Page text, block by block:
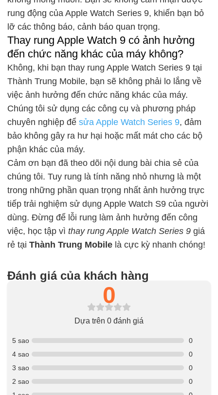
rung động của Apple Watch Series 9, khiến bạn bỏ
lỡ các thông báo, cảnh báo quan trọng.
Thay rung Apple Watch 9 có ảnh hưởng
đến chức năng khác của máy không?
Không, khi bạn thay rung Apple Watch Series 9 tại
Thành Trung Mobile, bạn sẽ không phải lo lắng về
việc ảnh hưởng đến chức năng khác của máy.
Chúng tôi sử dụng các công cụ và phương pháp
chuyên nghiệp để sửa Apple Watch Series 9, đảm
bảo không gây ra hư hại hoặc mất mát cho các bộ
phận khác của máy.
Cảm ơn bạn đã theo dõi nội dung bài chia sẻ của
chúng tôi. Tuy rung là tính năng nhỏ nhưng là một
trong những phần quan trọng nhất ảnh hưởng trực
tiếp trải nghiệm sử dụng Apple Watch S9 của người
dùng. Đừng để lỗi rung làm ảnh hưởng đến công
việc, học tập vì thay rung Apple Watch Series 9 giá
rẻ tại Thành Trung Mobile là cực kỳ nhanh chóng!
Đánh giá của khách hàng
0
Dựa trên 0 đánh giá
5 sao
0
4 sao
0
3 sao
0
2 sao
0